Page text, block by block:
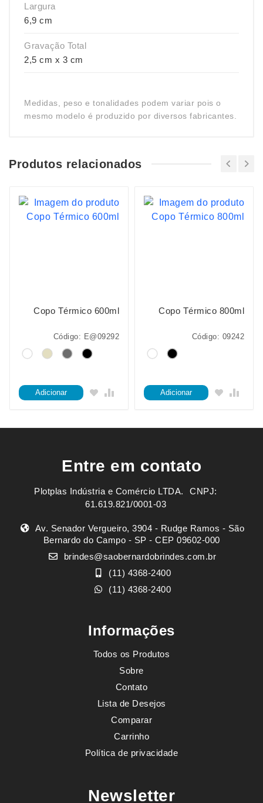
Largura
6,9 cm
Gravação Total
2,5 cm x 3 cm
Medidas, peso e tonalidades podem variar pois o
mesmo modelo é produzido por diversos fabricantes.
Produtos relacionados
Copo Térmico 600ml
Código: E@09292
Adicionar
Copo Térmico 800ml
Código: 09242
Adicionar
Entre em contato
Plotplas Indústria e Comércio LTDA. ㅤㅤㅤ CNPJ:
61.619.821/0001-03
Av. Senador Vergueiro, 3904 - Rudge Ramos - São
Bernardo do Campo - SP - CEP 09602-000
brindes@saobernardobrindes.com.br
(11) 4368-2400
(11) 4368-2400
Informações
Todos os Produtos
Sobre
Contato
Lista de Desejos
Comparar
Carrinho
Política de privacidade
Newsletter